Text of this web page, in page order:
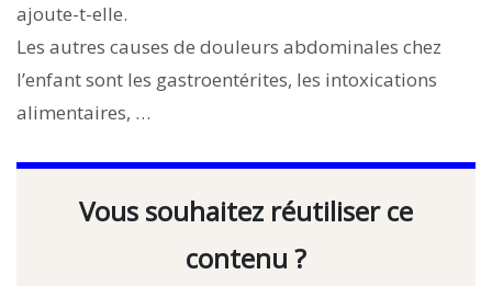
ajoute-t-elle.
Les autres causes de douleurs abdominales chez
l’enfant sont les gastroentérites, les intoxications
alimentaires, …
Vous souhaitez réutiliser ce
contenu ?